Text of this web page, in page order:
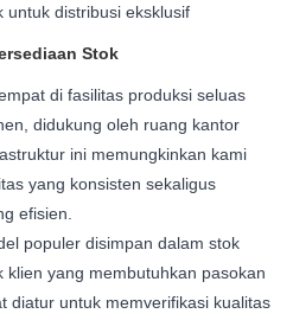
untuk distribusi eksklusif
Stok
di fasilitas produksi seluas
didukung oleh ruang kantor
ini memungkinkan kami
yang konsisten sekaligus
efisien.
populer disimpan dalam stok
yang membutuhkan pasokan
diatur untuk memverifikasi kualitas